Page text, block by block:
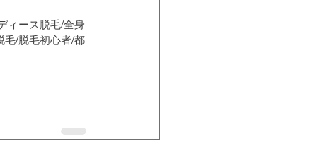
ィース脱毛/全身
毛/脱毛初心者/都